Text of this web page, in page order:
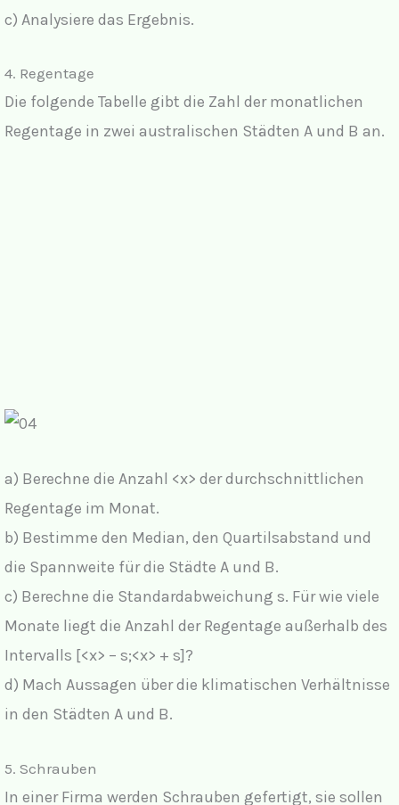
c) Analysiere das Ergebnis.
4. Regentage
Die folgende Tabelle gibt die Zahl der monatlichen
Regentage in zwei australischen Städten A und B an.
a) Berechne die Anzahl <x> der durchschnittlichen
Regentage im Monat.
b) Bestimme den Median, den Quartilsabstand und
die Spannweite für die Städte A und B.
c) Berechne die Standardabweichung s. Für wie viele
Monate liegt die Anzahl der Regentage außerhalb des
Intervalls [<x> – s;<x> + s]?
d) Mach Aussagen über die klimatischen Verhältnisse
in den Städten A und B.
5. Schrauben
In einer Firma werden Schrauben gefertigt, sie sollen